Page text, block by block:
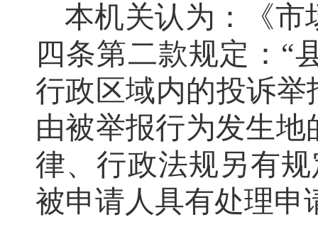
本机关认为：
《
四条第二款规定： “
行政区域内的投诉举
由被举报行为发生
律、行政法规另有
被申请人具有处理申